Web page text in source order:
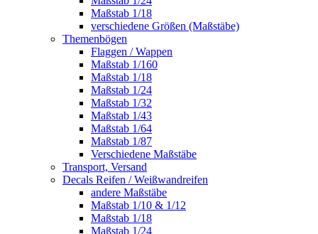
Maßstab 1/18
verschiedene Größen (Maßstäbe)
Themenbögen
Flaggen / Wappen
Maßstab 1/160
Maßstab 1/18
Maßstab 1/24
Maßstab 1/32
Maßstab 1/43
Maßstab 1/64
Maßstab 1/87
Verschiedene Maßstäbe
Transport, Versand
Decals Reifen / Weißwandreifen
andere Maßstäbe
Maßstab 1/10 & 1/12
Maßstab 1/18
Maßstab 1/24